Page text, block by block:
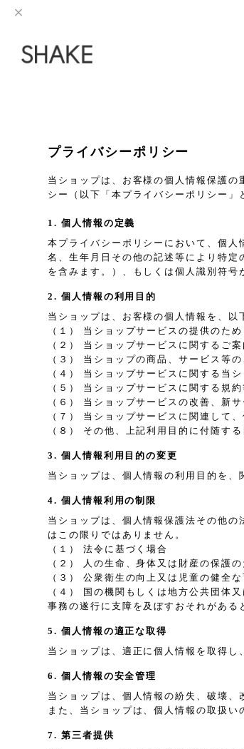
プライバシーポリシー
当ショップは、お客様の個人情報保護
シー（以下「本プライバシーポリシー」
1. 個人情報の定義
本プライバシーポリシーにおいて、個
名、生年月日その他の記述等により特
を含みます。）、もしくは個人識別符号
2. 個人情報の利用目的
当ショップは、お客様の個人情報を、以
（１） 当ショップサービスの提供のため
（２） 当ショップサービスに関するご
（３） 当ショップの商品、サービス等
（４） 当ショップサービスに関する当
（５） 当ショップサービスに関する規
（６） 当ショップサービスの改善、新
（７） 当ショップサービスに関連して
（８） その他、上記利用目的に付随す
3. 個人情報利用目的の変更
当ショップは、個人情報の利用目的を
4. 個人情報利用の制限
当ショップは、個人情報保護法その他
はこの限りではありません。
（１） 法令に基づく場合
（２） 人の生命、身体又は財産の保護
（３） 公衆衛生の向上又は児童の健全
（４） 国の機関もしくは地方公共団体
事務の遂行に支障を及ぼすおそれがある
5. 個人情報の適正な取得
当ショップは、適正に個人情報を取得し
6. 個人情報の安全管理
当ショップは、個人情報の紛失、破壊
また、当ショップは、個人情報の取扱
7. 第三者提供